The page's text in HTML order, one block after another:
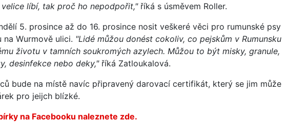
velice líbí, tak proč ho nepodpořit,"říká s úsměvem Roller.
5. prosince až do 16. prosince nosit veškeré věci pro rumunské psy
na Wurmově ulici. "Lidé můžou donést cokoliv, co pejskům v Rumunsku
životu v tamních soukromých azylech. Můžou to být misky, granule,
desinfekce nebo deky,"říká Zatloukalová.
bude na místě navíc připravený darovací certifikát, který se jim může
pro jeijch blízké.
na Facebooku naleznete zde.